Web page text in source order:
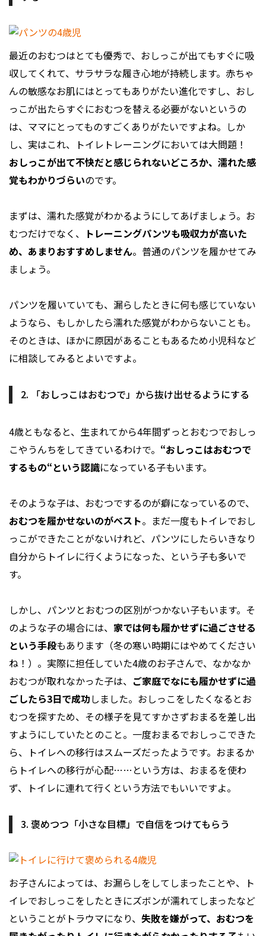
最近のおむつはとても優秀で、おしっこが出てもすぐに吸
収してくれて、サラサラな履き心地が持続します。赤ちゃ
んの敏感なお肌にはとってもありがたい進化ですし、おし
っこが出たらすぐにおむつを替える必要がないというの
は、ママにとってものすごくありがたいですよね。しか
し、実はこれ、トイレトレーニングにおいては大問題！
おしっこが出て不快だと感じられないどころか、濡れた感
覚もわかりづらいのです。
まずは、濡れた感覚がわかるようにしてあげましょう。お
むつだけでなく、 トレーニングパンツも吸収力が高いた
め、あまりおすすめしません。普通のパンツを履かせてみ
ましょう。
パンツを履いていても、漏らしたときに何も感じていない
ようなら、もしかしたら濡れた感覚がわからないことも。
そのときは、ほかに原因があることもあるため小児科など
に相談してみるとよいですよ。
2. 「おしっこはおむつで」から抜け出せるようにする
4歳ともなると、生まれてから4年間ずっとおむつでおしっ
こやうんちをしてきているわけで。 “おしっこはおむつで
するもの“という認識になっている子もいます。
そのような子は、おむつでするのが癖になっているので、
おむつを履かせないのがベスト。まだ一度もトイレでおし
っこができたことがないけれど、パンツにしたらいきなり
自分からトイレに行くようになった、という子も多いで
す。
しかし、パンツとおむつの区別がつかない子もいます。そ
のような子の場合には、 家では何も履かせずに過ごさせる
という手段もあります（冬の寒い時期にはやめてください
ね！）。実際に担任していた4歳のお子さんで、なかなか
おむつが取れなかった子は、 ご家庭でなにも履かせずに過
ごしたら3日で成功しました。おしっこをしたくなるとお
むつを探すため、その様子を見てすかさずおまるを差し出
すようにしていたとのこと。一度おまるでおしっこできた
ら、トイレへの移行はスムーズだったようです。おまるか
らトイレへの移行が心配……という方は、おまるを使わ
ず、トイレに連れて行くという方法でもいいですよ。
3. 褒めつつ「小さな目標」で自信をつけてもらう
お子さんによっては、お漏らしをしてしまったことや、ト
イレでおしっこをしたときにズボンが濡れてしまったなど
ということがトラウマになり、 失敗を嫌がって、おむつを